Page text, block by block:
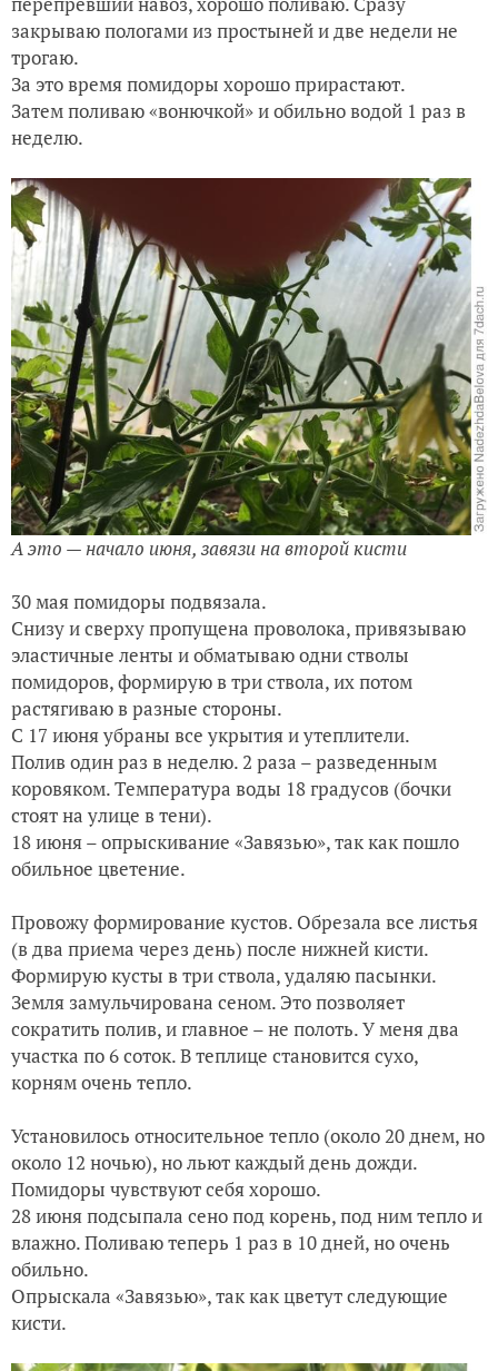
закрываю пологами из простыней и две недели не
трогаю.
За это время помидоры хорошо прирастают.
Затем поливаю «вонючкой» и обильно водой 1 раз в
неделю.
А это — начало июня, завязи на второй кисти
30 мая помидоры подвязала.
Снизу и сверху пропущена проволока, привязываю
эластичные ленты и обматываю одни стволы
помидоров, формирую в три ствола, их потом
растягиваю в разные стороны.
С 17 июня убраны все укрытия и утеплители.
Полив один раз в неделю. 2 раза – разведенным
коровяком. Температура воды 18 градусов (бочки
стоят на улице в тени).
18 июня – опрыскивание «Завязью», так как пошло
обильное цветение.
Провожу формирование кустов. Обрезала все листья
(в два приема через день) после нижней кисти.
Формирую кусты в три ствола, удаляю пасынки.
Земля замульчирована сеном. Это позволяет
сократить полив, и главное – не полоть. У меня два
участка по 6 соток. В теплице становится сухо,
корням очень тепло.
Установилось относительное тепло (около 20 днем, но
около 12 ночью), но льют каждый день дожди.
Помидоры чувствуют себя хорошо.
28 июня подсыпала сено под корень, под ним тепло и
влажно. Поливаю теперь 1 раз в 10 дней, но очень
обильно.
Опрыскала «Завязью», так как цветут следующие
кисти.